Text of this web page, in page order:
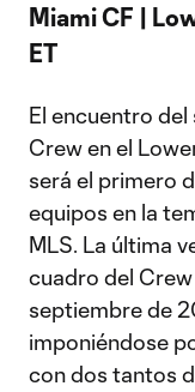
Miami CF |
ET
El encuentro
Crew en el
será el primero
equipos en la
MLS. La última
cuadro del
septiembre de
imponiéndose
con dos tantos